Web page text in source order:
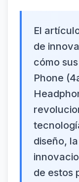
El
de
cómo
Phone
diseño,
de estos